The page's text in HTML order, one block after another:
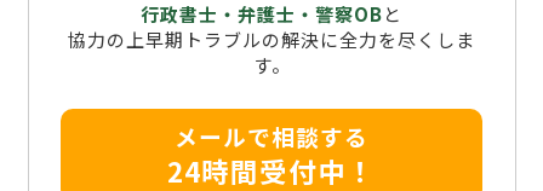
行政書士・弁護士・警察OBと
協力の上早期トラブルの解決に全力を尽くしま
す。
メールで相談する
24時間受付中！